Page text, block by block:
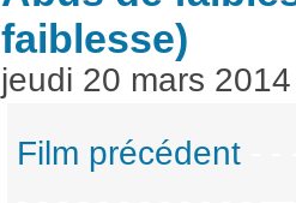
faiblesse)
jeudi 20 mars 2014
Film précédent